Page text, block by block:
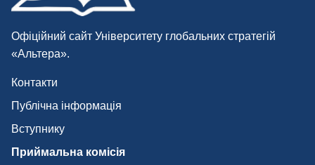
Офіційний сайт Університету глобальних стратегій
«Альтера».
Контакти
Публічна інформація
Вступнику
Приймальна комісія